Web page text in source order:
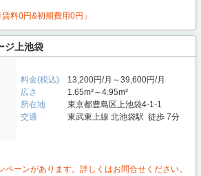
料0円&初期費用0円」
ジ上池袋
料金(税込)
13,200円/月～39,600円/月
広さ
1.65m²～4.95m²
所在地
東京都豊島区上池袋4-1-1
交通
東武東上線 北池袋駅 徒歩 7分
ペーンがあります。詳しくはお問合せください。